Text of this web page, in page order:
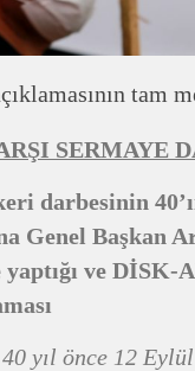
tam
SERMAYE
darbesinin
Genel Başkan
yaptığı ve DİSK-
yıl önce 12